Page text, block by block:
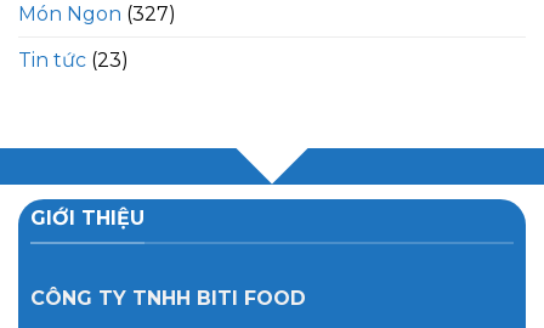
Món Ngon (327)
Tin tức (23)
GIỚI THIỆU
CÔNG TY TNHH BITI FOOD